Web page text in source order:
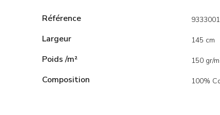
Référence
Largeur 145 cm
Poids /m² 150 gr/
Composition 100%